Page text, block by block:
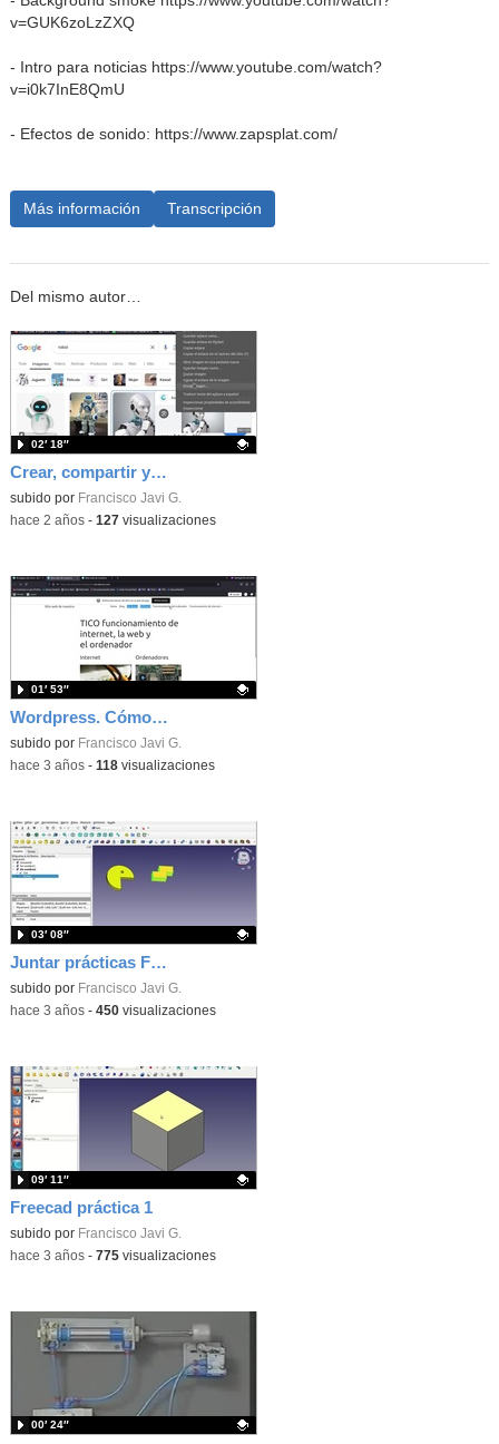
v=GUK6zoLzZXQ
- Intro para noticias https://www.youtube.com/watch?
v=i0k7InE8QmU
- Efectos de sonido: https://www.zapsplat.com/
Más información Transcripción
Del mismo autor…
Crear, compartir y descargar archivos en Cloud Educamadrid
Contenido educativo.
subido por Francisco Javi G.
02′ 18″
-hace 2 años- 127 visualizaciones
Wordpress. Cómo editar el menú de navegación del sitio
Contenido educativo.
subido por Francisco Javi G.
01′ 53″
-hace 3 años- 118visualizaciones
Juntar prácticas Freecad y poner nombre
Contenido educativo.
subido por Francisco Javi G.
03′ 08″
-hace 3 años- 450visualizaciones
Freecad práctica 1
Contenido educativo.
subido por Francisco Javi G.
09′ 11″
-hace 3 años- 775visualizaciones
00′ 24″